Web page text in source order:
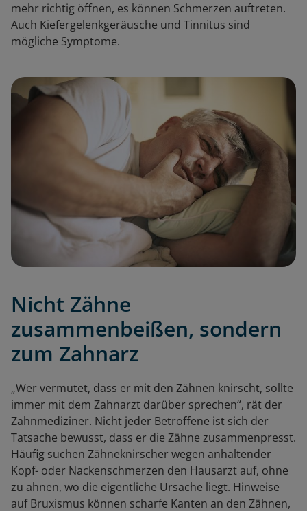
mehr richtig öffnen, es können Schmerzen auftreten.
Auch Kiefergelenkgeräusche und Tinnitus sind
mögliche Symptome.
Nicht Zähne
zusammenbeißen, sondern
zum Zahnarz
„Wer vermutet, dass er mit den Zähnen knirscht, sollte
immer mit dem Zahnarzt darüber sprechen“, rät der
Zahnmediziner. Nicht jeder Betroffene ist sich der
Tatsache bewusst, dass er die Zähne zusammenpresst.
Häufig suchen Zähneknirscher wegen anhaltender
Kopf- oder Nackenschmerzen den Hausarzt auf, ohne
zu ahnen, wo die eigentliche Ursache liegt. Hinweise
auf Bruxismus können scharfe Kanten an den Zähnen,